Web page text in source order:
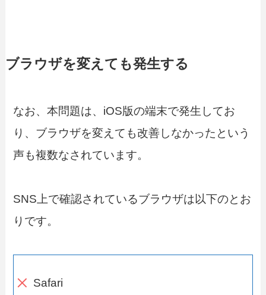
ブラウザを変えても発生する
なお、本問題は、iOS版の端末で発生してお
り、ブラウザを変えても改善しなかったという
声も複数なされています。
SNS上で確認されているブラウザは以下のとお
りです。
Safari